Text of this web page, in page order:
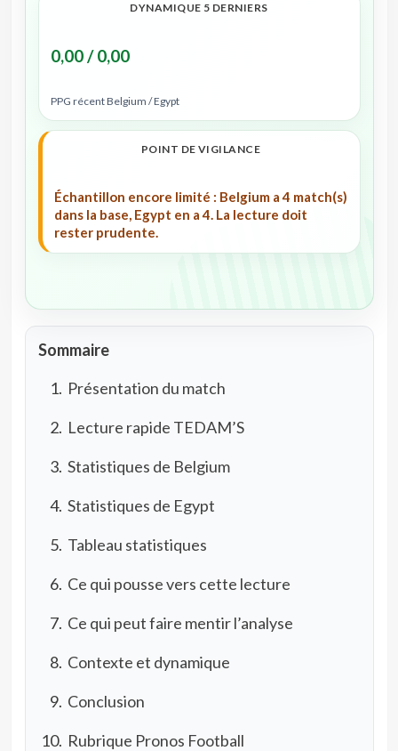
DYNAMIQUE 5 DERNIERS
0,00 / 0,00
PPG récent Belgium / Egypt
POINT DE VIGILANCE
Échantillon encore limité : Belgium a 4 match(s)
dans la base, Egypt en a 4. La lecture doit
rester prudente.
Sommaire
Présentation du match
Lecture rapide TEDAM’S
Statistiques de Belgium
Statistiques de Egypt
Tableau statistiques
Ce qui pousse vers cette lecture
Ce qui peut faire mentir l’analyse
Contexte et dynamique
Conclusion
Rubrique Pronos Football